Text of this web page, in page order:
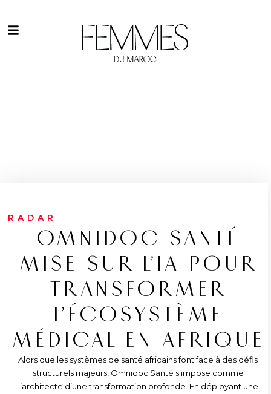
RADAR
OMNIDOC SANTÉ
MISE SUR L’IA POUR
TRANSFORMER
L’ÉCOSYSTÈME
MÉDICAL EN AFRIQUE
Alors que les systèmes de santé africains font face à des défis
structurels majeurs, Omnidoc Santé s’impose comme
l’architecte d’une transformation profonde. En déployant une